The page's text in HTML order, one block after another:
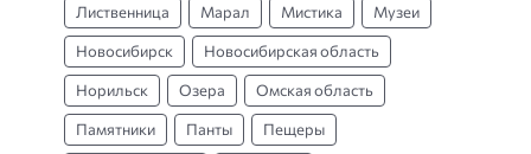
Лиственница Марал Мистика Музеи
Новосибирск Новосибирская область
Норильск Озера Омская область
Памятники Панты Пещеры